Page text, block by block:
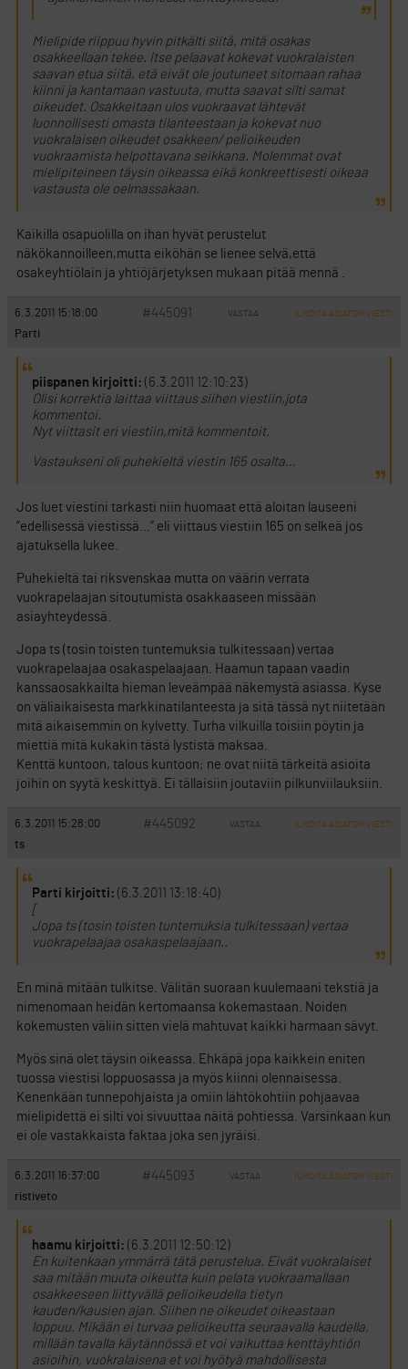
Mielipide riippuu hyvin pitkälti siitä, mitä osakas
osakkeellaan tekee. Itse pelaavat kokevat vuokralaisten
saavan etua siitä, etä eivät ole joutuneet sitomaan rahaa
kiinni ja kantamaan vastuuta, mutta saavat silti samat
oikeudet. Osakkeitaan ulos vuokraavat lähtevät
luonnollisesti omasta tilanteestaan ja kokevat nuo
vuokralaisen oikeudet osakkeen/ pelioikeuden
vuokraamista helpottavana seikkana. Molemmat ovat
mielipiteineen täysin oikeassa eikä konkreettisesti oikeaa
vastausta ole oelmassakaan.
Kaikilla osapuolilla on ihan hyvät perustelut
näkökannoilleen,mutta eiköhän se lienee selvä,että
osakeyhtiölain ja yhtiöjärjetyksen mukaan pitää mennä .
6.3.2011 15:18:00 #445091 VASTAA ILMOITA ASIATON VIESTI
Parti
piispanen kirjoitti: (6.3.2011 12:10:23)
Olisi korrektia laittaa viittaus siihen viestiin,jota
kommentoi.
Nyt viittasit eri viestiin,mitä kommentoit.
Vastaukseni oli puhekieltä viestin 165 osalta…
Jos luet viestini tarkasti niin huomaat että aloitan lauseeni
”edellisessä viestissä…” eli viittaus viestiin 165 on selkeä jos
ajatuksella lukee.
Puhekieltä tai riksvenskaa mutta on väärin verrata
vuokrapelaajan sitoutumista osakkaaseen missään
asiayhteydessä.
Jopa ts (tosin toisten tuntemuksia tulkitessaan) vertaa
vuokrapelaajaa osakaspelaajaan. Haamun tapaan vaadin
kanssaosakkailta hieman leveämpää näkemystä asiassa. Kyse
on väliaikaisesta markkinatilanteesta ja sitä tässä nyt niitetään
mitä aikaisemmin on kylvetty. Turha vilkuilla toisiin pöytin ja
miettiä mitä kukakin tästä lystistä maksaa.
Kenttä kuntoon, talous kuntoon; ne ovat niitä tärkeitä asioita
joihin on syytä keskittyä. Ei tällaisiin joutaviin pilkunviilauksiin.
6.3.2011 15:28:00 #445092 VASTAA ILMOITA ASIATON VIESTI
ts
Parti kirjoitti: (6.3.2011 13:18:40)
[
Jopa ts (tosin toisten tuntemuksia tulkitessaan) vertaa
vuokrapelaajaa osakaspelaajaan..
En minä mitään tulkitse. Välitän suoraan kuulemaani tekstiä ja
nimenomaan heidän kertomaansa kokemastaan. Noiden
kokemusten väliin sitten vielä mahtuvat kaikki harmaan sävyt.
Myös sinä olet täysin oikeassa. Ehkäpä jopa kaikkein eniten
tuossa viestisi loppuosassa ja myös kiinni olennaisessa.
Kenenkään tunnepohjaista ja omiin lähtökohtiin pohjaavaa
mielipidettä ei silti voi sivuuttaa näitä pohtiessa. Varsinkaan kun
ei ole vastakkaista faktaa joka sen jyräisi.
6.3.2011 16:37:00 #445093 VASTAA ILMOITA ASIATON VIESTI
ristiveto
haamu kirjoitti: (6.3.2011 12:50:12)
En kuitenkaan ymmärrä tätä perustelua. Eivät vuokralaiset
saa mitään muuta oikeutta kuin pelata vuokraamallaan
osakkeeseen liittyvällä pelioikeudella tietyn
kauden/kausien ajan. Siihen ne oikeudet oikeastaan
loppuu. Mikään ei turvaa pelioikeutta seuraavalla kaudella,
millään tavalla käytännössä et voi vaikuttaa kenttäyhtiön
asioihin, vuokralaisena et voi hyötyä mahdollisesta